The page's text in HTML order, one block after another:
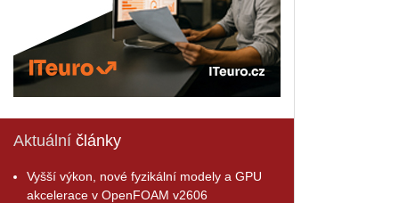
Aktuální články
Vyšší výkon, nové fyzikální modely a GPU
akcelerace v OpenFOAM v2606